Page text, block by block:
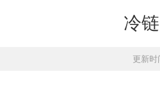
冷
更新